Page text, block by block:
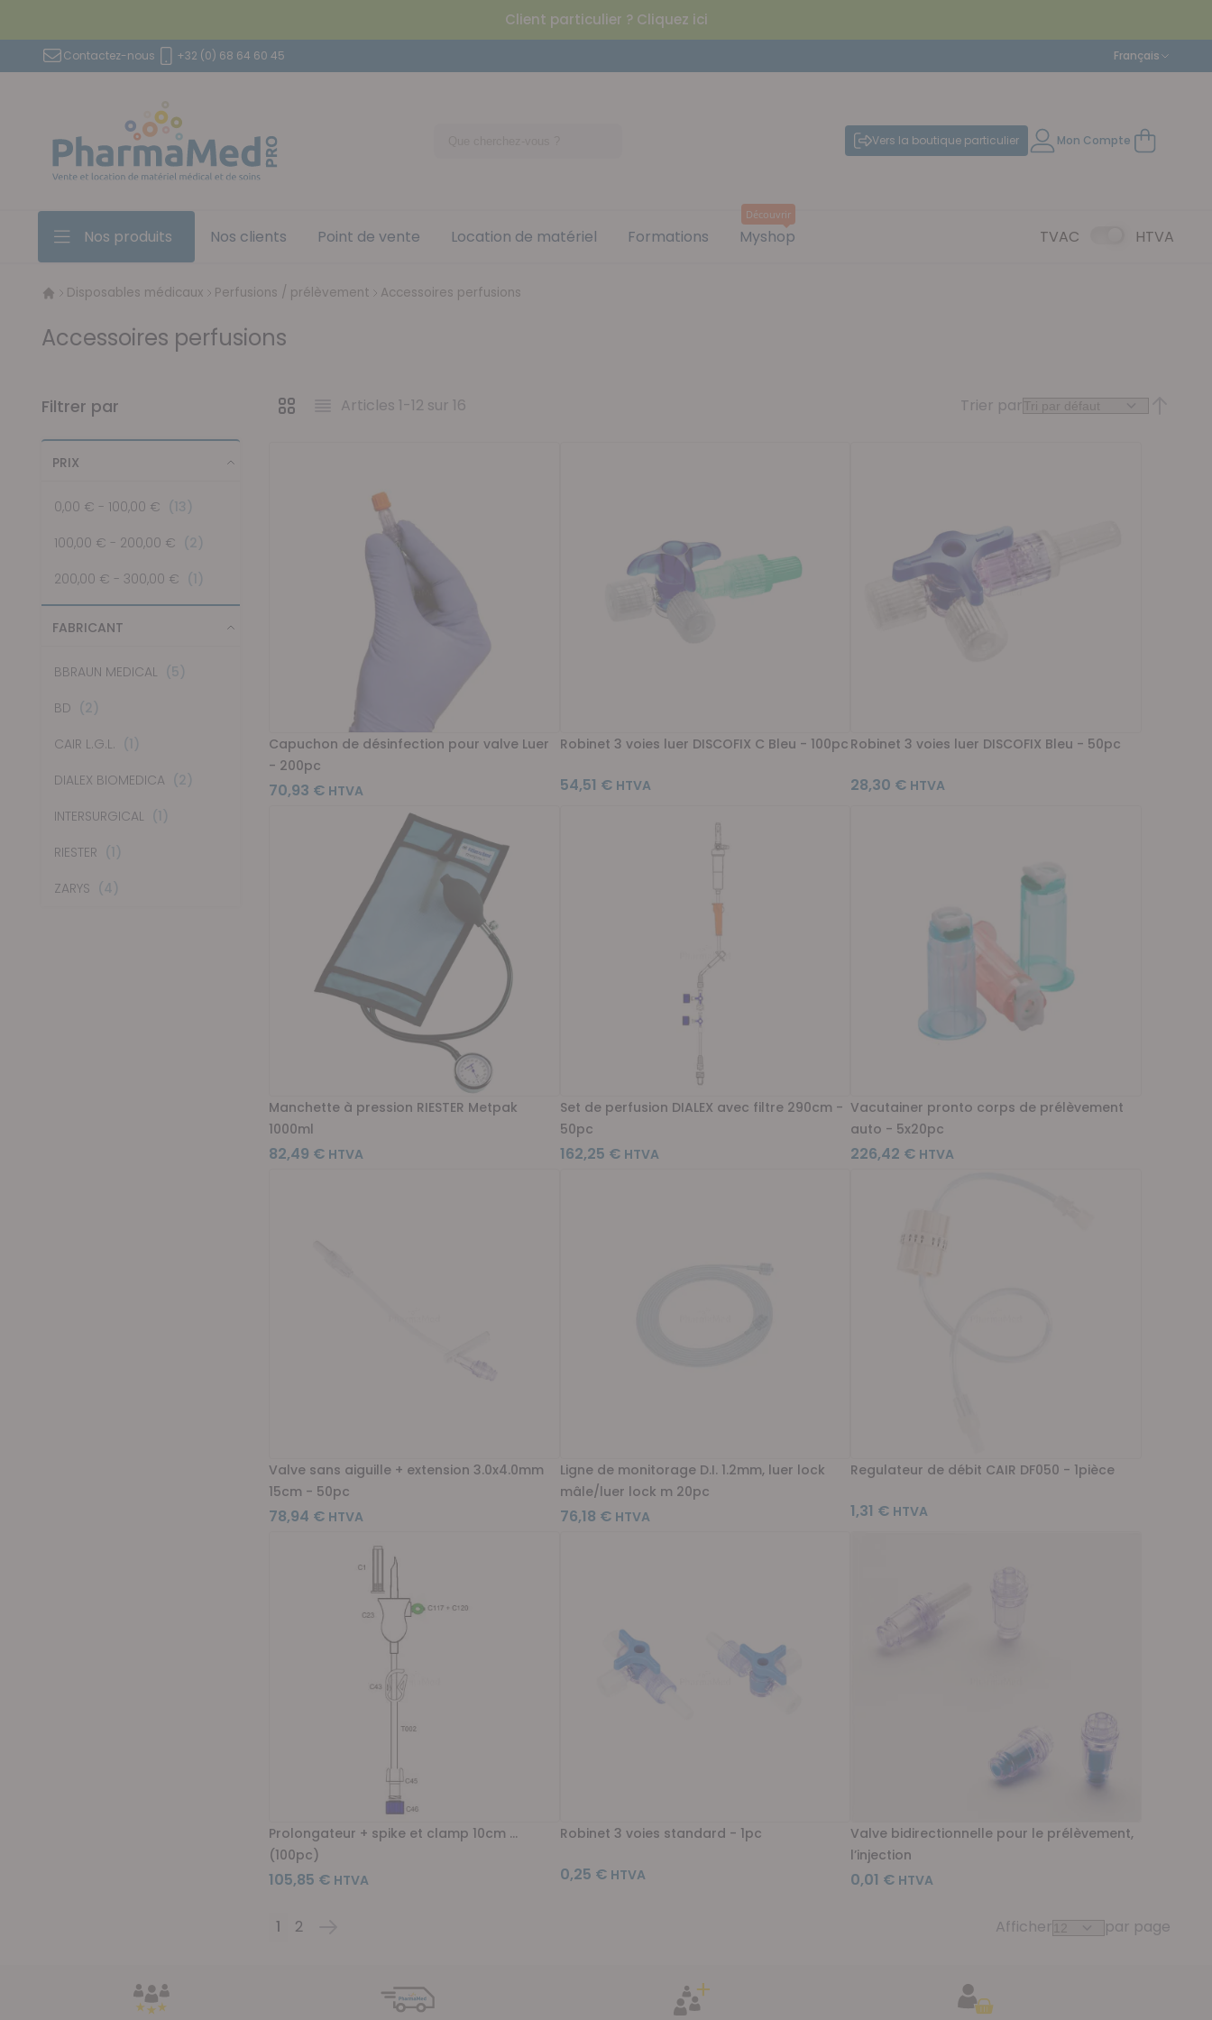
Client particulier ? Cliquez ici
Aller au contenu
Contactez-nous +32 (0) 68 64 60 45 Langue
Français
Vers la boutique particulier Mon Compte Mon panier
Nos produits Nos clients Point de vente Location de matériel Formations Myshop
Découvrir
TVAC HTVA
Disposables médicaux Perfusions / prélèvement Accessoires perfusions
Accessoires perfusions
Afficher enArticles 1-12 sur 16
Trier par
Capuchon de désinfection pour valve Luer
- 200pc
70,93 €
Robinet 3 voies luer DISCOFIX C Bleu - 100pc
54,51 €
Robinet 3 voies luer DISCOFIX Bleu - 50pc
28,30 €
Manchette à pression RIESTER Metpak
1000ml
82,49 €
Set de perfusion DIALEX avec filtre 290cm -
50pc
162,25 €
Vacutainer pronto corps de prélèvement
auto - 5x20pc
226,42 €
Valve sans aiguille + extension 3.0x4.0mm
15cm - 50pc
78,94 €
Ligne de monitorage D.I. 1.2mm, luer lock
mâle/luer lock m 20pc
76,18 €
Regulateur de débit CAIR DF050 - 1pièce
1,31 €
Prolongateur + spike et clamp 10cm ...
(100pc)
105,85 €
Robinet 3 voies standard - 1pc
0,25 €
Valve bidirectionnelle pour le prélèvement,
l’injection
0,01 €
Page
Vous lisez actuellement la page
1 Page
2 Afficher par page
Filtrer par
PRIX
0,00 € - 100,00 € 13
articles
100,00 € - 200,00 € 2
articles
200,00 € - 300,00 € 1
article
FABRICANT
BBRAUN MEDICAL 5
articles
BD 2
articles
CAIR L.G.L. 1
article
DIALEX BIOMEDICA 2
articles
INTERSURGICAL 1
article
RIESTER 1
article
ZARYS 4
articles